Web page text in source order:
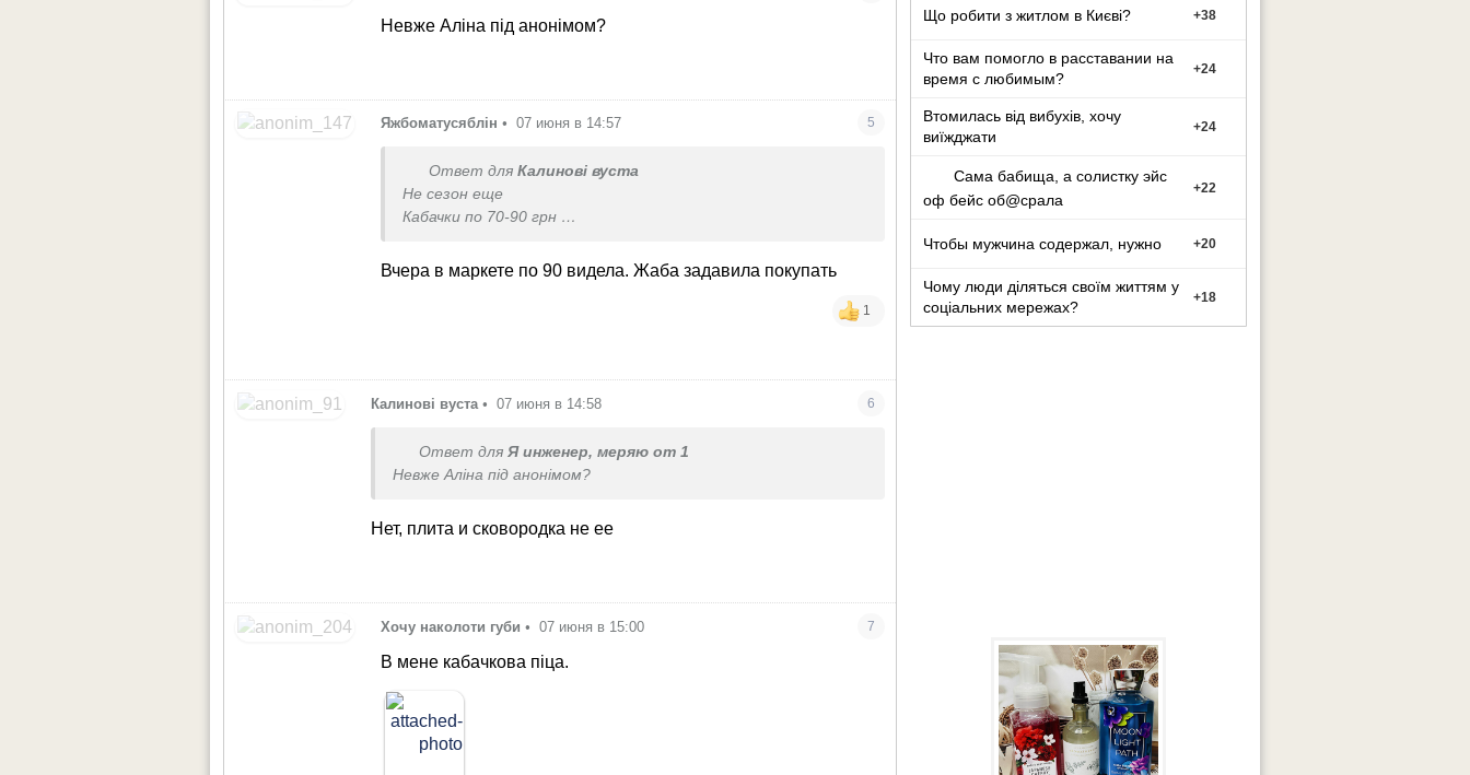
Невже Аліна під анонімом?
Яжбоматусяблін • 07 июня в 14:57 5
Ответ для Калинові вуста
Не сезон еще
Кабачки по 70-90 грн
тогда и оладушки, и варенье, и компоты из него можно
Вчера в маркете по 90 видела. Жаба задавила покупать
1
Калинові вуста • 07 июня в 14:58 6
Ответ для Я инженер, меряю от 1
Невже Аліна під анонімом?
Нет, плита и сковородка не ее
Хочу наколоти губи • 07 июня в 15:00 7
В мене кабачкова піца.
Що робити з житлом в Києві? +38
Что вам помогло в расставании на
время с любимым?
+24
Втомилась від вибухів, хочу
виїжджати
+24
Сама бабища, а солистку эйс
оф бейс об@срала
+22
Чтобы мужчина содержал, нужно +20
Чому люди діляться своїм життям у
соціальних мережах?
+18